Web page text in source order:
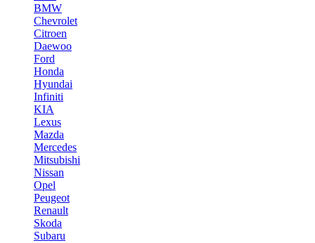
BMW
Chevrolet
Citroen
Daewoo
Ford
Honda
Hyundai
Infiniti
KIA
Lexus
Mazda
Mercedes
Mitsubishi
Nissan
Opel
Peugeot
Renault
Skoda
Subaru